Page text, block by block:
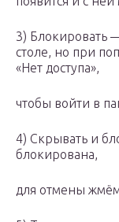
3) Блокировать
столе, но при
«Нет доступа»,
чтобы войти в
4) Скрывать и
блокирована,
для отмены